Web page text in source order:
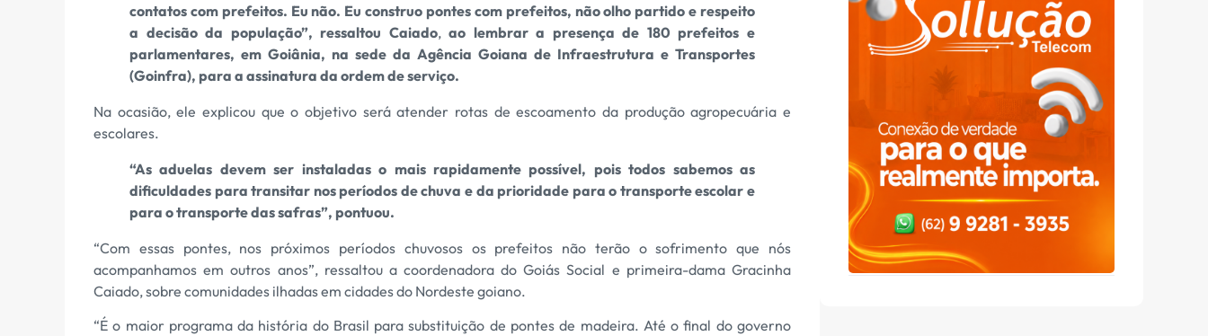
contatos com prefeitos. Eu não. Eu construo pontes com prefeitos, não olho partido e respeito
a decisão da população”, ressaltou Caiado,ao lembrar a presença de 180 prefeitos e
parlamentares, em Goiânia, na sede da Agência Goiana de Infraestrutura e Transportes
(Goinfra), para a assinatura da ordem de serviço.
Na ocasião, ele explicou que o objetivo será atender rotas de escoamento da produção agropecuária e
escolares.
“As aduelas devem ser instaladas o mais rapidamente possível, pois todos sabemos as
dificuldades para transitar nos períodos de chuva e da prioridade para o transporte escolar e
para o transporte das safras”, pontuou.
“Com essas pontes, nos próximos períodos chuvosos os prefeitos não terão o sofrimento que nós
acompanhamos em outros anos”, ressaltou a coordenadora do Goiás Social e primeira-dama Gracinha
Caiado, sobre comunidades ilhadas em cidades do Nordeste goiano.
“É o maior programa da história do Brasil para substituição de pontes de madeira. Até o final do governo